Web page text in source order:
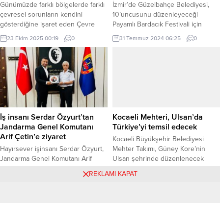
Günümüzde farklı bölgelerde farklı
çevresel sorunların kendini
gösterdiğine işaret eden Çevre
Sağlığı Program Başkanı Dr. Öğr.
Üyesi Ahmet Adiller, “Sanayi
bölgeleri ve yoğun nüfusa sahip
şehirlerde hava kirliliği, su kirliliği,
yanlış atık yönetiminden kaynaklı
toprak kirliliği yoğun bir şekilde
görülürken, bir yandan da iklim
değişikliği su ve toprak gibi doğal...
23 Ekim 2025 00:19 0
İzmir’de Güzelbahçe Belediyesi,
10’uncusunu düzenleyeceği
Payamlı Bardacık Festivali için
Payamlı köyündeki tüm evleri,
pencereleri, kapıları Güzelbahçeli
sergiledi. Köyde bulunan bütün
evlerin, kapı, pencere ve
duvarlarınıboyayacaklarını söyleyen
Güzelbahçe Belediye Başkanı
Mustafa...
31 Temmuz 2024 06:25 0
İş insanı Serdar Özyurt’tan
Jandarma Genel Komutanı
Arif Çetin’e ziyaret
Hayırsever işinsanı Serdar Özyurt,
Jandarma Genel Komutanı Arif
Kocaeli Mehteri, Ulsan’da
Türkiye’yi temsil edecek
Kocaeli Büyükşehir Belediyesi
Mehter Takımı, Güney Kore’nin
Ulsan şehrinde düzenlenecek
alarak hem ilimizi hem de ülkemizi
16 Ekim 2025 09:49
REKLAMI KAPAT